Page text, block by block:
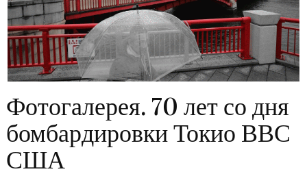
Фотогалерея. 70 лет со дня
бомбардировки Токио ВВС
США